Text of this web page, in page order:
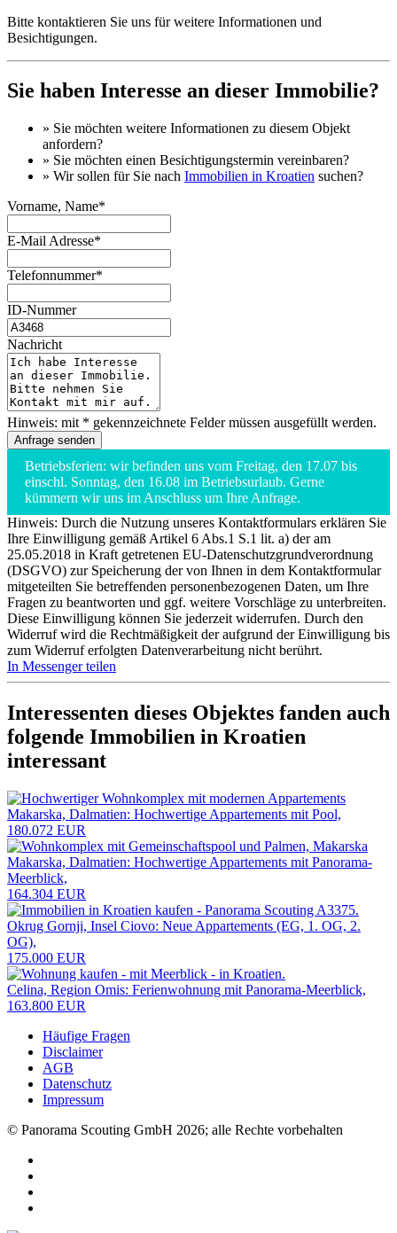
Bitte kontaktieren Sie uns für weitere Informationen und
Besichtigungen.
Sie haben Interesse an dieser Immobilie?
» Sie möchten weitere Informationen zu diesem Objekt
anfordern?
» Sie möchten einen Besichtigungstermin vereinbaren?
» Wir sollen für Sie nach Immobilien in Kroatien suchen?
Vorname, Name*
E-Mail Adresse*
Telefonnummer*
ID-Nummer
Nachricht
Hinweis: mit * gekennzeichnete Felder müssen ausgefüllt werden.
Betriebsferien: wir befinden uns vom Freitag, den 17.07 bis
einschl. Sonntag, den 16.08 im Betriebsurlaub. Gerne
kümmern wir uns im Anschluss um Ihre Anfrage.
Hinweis: Durch die Nutzung unseres Kontaktformulars erklären Sie
Ihre Einwilligung gemäß Artikel 6 Abs.1 S.1 lit. a) der am
25.05.2018 in Kraft getretenen EU-Datenschutzgrundverordnung
(DSGVO) zur Speicherung der von Ihnen in dem Kontaktformular
mitgeteilten Sie betreffenden personenbezogenen Daten, um Ihre
Fragen zu beantworten und ggf. weitere Vorschläge zu unterbreiten.
Diese Einwilligung können Sie jederzeit widerrufen. Durch den
Widerruf wird die Rechtmäßigkeit der aufgrund der Einwilligung bis
zum Widerruf erfolgten Datenverarbeitung nicht berührt.
In Messenger teilen
Interessenten dieses Objektes fanden auch
folgende Immobilien in Kroatien
interessant
Makarska, Dalmatien: Hochwertige Appartements mit Pool,
180.072 EUR
Makarska, Dalmatien: Hochwertige Appartements mit Panorama-
Meerblick,
164.304 EUR
Okrug Gornji, Insel Ciovo: Neue Appartements (EG, 1. OG, 2.
OG),
175.000 EUR
Celina, Region Omis: Ferienwohnung mit Panorama-Meerblick,
163.800 EUR
Häufige Fragen
Disclaimer
AGB
Datenschutz
Impressum
© Panorama Scouting GmbH 2026; alle Rechte vorbehalten